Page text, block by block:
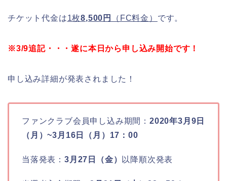
チケット代金は1枚8,500円 （FC料金） です。
※3/9追記・・・遂に本日から申し込み開始です！
申し込み詳細が発表されました！
ファンクラブ会員申し込み期間：2020年3月9日
（月）~3月16日（月）17：00
当落発表： 3月27日（金） 以降順次発表